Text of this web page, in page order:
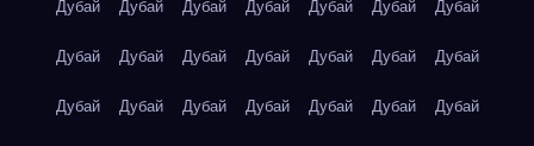
Дубай Дубай Дубай Дубай Дубай Дубай Дубай
Дубай Дубай Дубай Дубай Дубай Дубай Дубай
Дубай Дубай Дубай Дубай Дубай Дубай Дубай